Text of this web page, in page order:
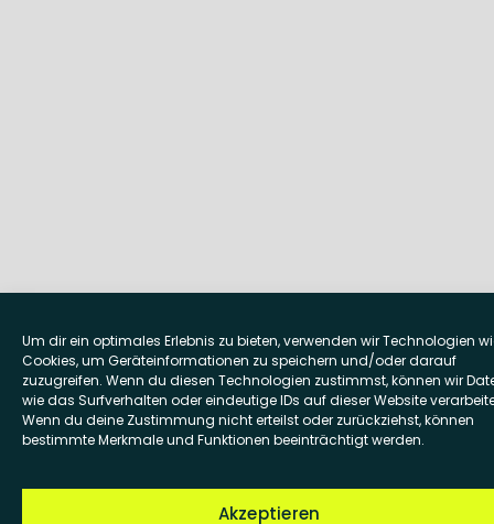
Um dir ein optimales Erlebnis zu bieten, verwenden wir Technologien
Cookies, um Geräteinformationen zu speichern und/oder darauf
zuzugreifen. Wenn du diesen Technologien zustimmst, können wir
wie das Surfverhalten oder eindeutige IDs auf dieser Website
Wenn du deine Zustimmung nicht erteilst oder zurückziehst, können
bestimmte Merkmale und Funktionen beeinträchtigt werden.
Akzeptieren